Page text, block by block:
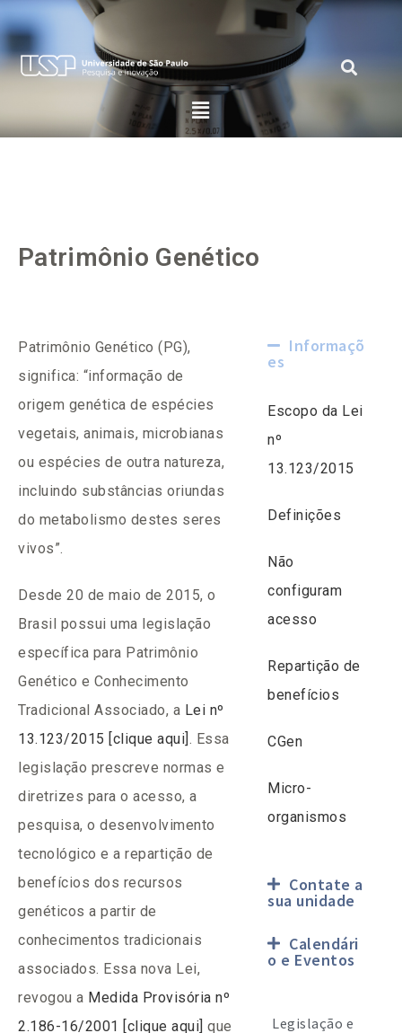
Patrimônio Genético
Patrimônio Genético (PG),
significa: “informação de
origem genética de espécies
vegetais, animais, microbianas
ou espécies de outra natureza,
incluindo substâncias oriundas
do metabolismo destes seres
vivos”.
Desde 20 de maio de 2015, o
Brasil possui uma legislação
específica para Patrimônio
Genético e Conhecimento
Tradicional Associado, a Lei nº
13.123/2015 [clique aqui]. Essa
legislação prescreve normas e
diretrizes para o acesso, a
pesquisa, o desenvolvimento
tecnológico e a repartição de
benefícios dos recursos
genéticos a partir de
conhecimentos tradicionais
associados. Essa nova Lei,
revogou a Medida Provisória nº
2.186-16/2001 [clique aqui] que
Informaçõ
es
Escopo da Lei
nº
13.123/2015
Definições
Não
configuram
acesso
Repartição de
benefícios
CGen
Micro-
organismos
Contate a
sua unidade
Calendári
o e Eventos
Legislação e